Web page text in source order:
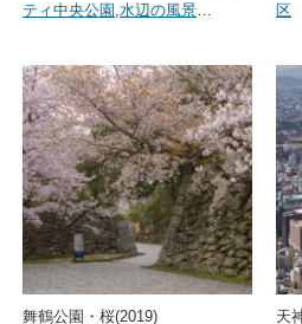
ティ中央公園 ,水辺の風景…
区
舞鶴公園・桜(2019) 天